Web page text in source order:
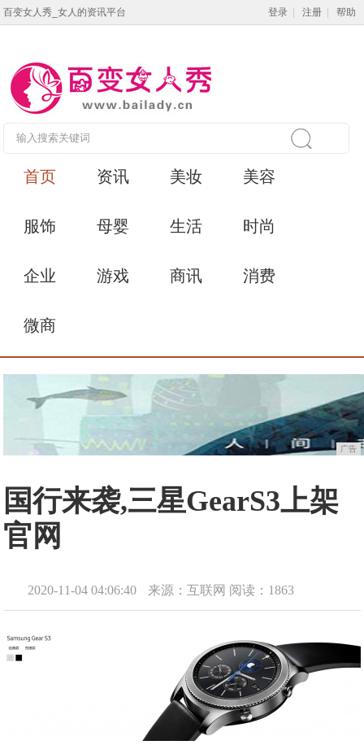
百变女人秀_女人的资讯平台 登录 注册 帮助
首页 资讯 美妆 美容
服饰 母婴 生活 时尚
企业 游戏 商讯 消费
微商
广告
国行来袭,三星GearS3上架
官网
2020-11-04 04:06:40 来源：互联网 阅读：1863